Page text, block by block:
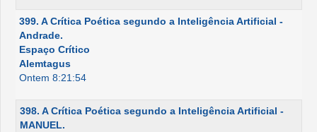
399. A Crítica Poética segundo a Inteligência Artificial -
Andrade.
Espaço Crítico
Alemtagus
Ontem 8:21:54
398. A Crítica Poética segundo a Inteligência Artificial -
MANUEL.